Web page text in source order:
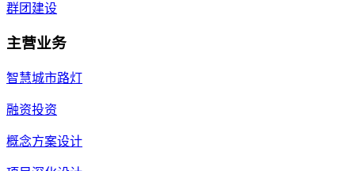
群团建设
主营业务
智慧城市路灯
融资投资
概念方案设计